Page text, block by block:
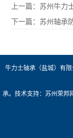
上一篇： 苏州牛力
下一篇： 苏州轴承
牛力士轴承（盐城）有
承。技术支持： 苏州荣邦